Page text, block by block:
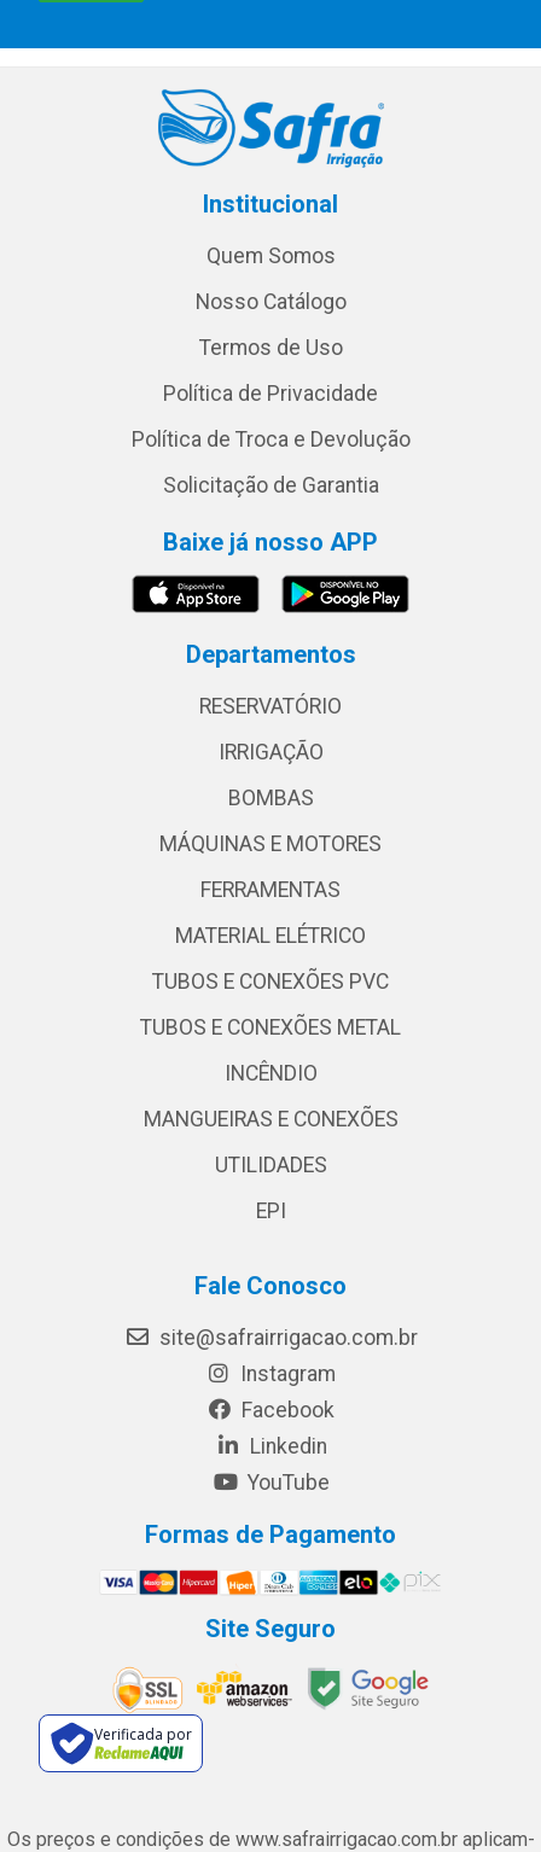
Institucional
Quem Somos
Nosso Catálogo
Termos de Uso
Política de Privacidade
Política de Troca e Devolução
Solicitação de Garantia
Baixe já nosso APP
Departamentos
RESERVATÓRIO
IRRIGAÇÃO
BOMBAS
MÁQUINAS E MOTORES
FERRAMENTAS
MATERIAL ELÉTRICO
TUBOS E CONEXÕES PVC
TUBOS E CONEXÕES METAL
INCÊNDIO
MANGUEIRAS E CONEXÕES
UTILIDADES
EPI
Fale Conosco
site@safrairrigacao.com.br
Instagram
Facebook
Linkedin
YouTube
Formas de Pagamento
Site Seguro
Verificada por
Os preços e condições de www.safrairrigacao.com.br aplicam-